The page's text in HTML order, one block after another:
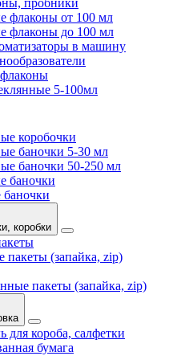
флаконы от 100 мл
флаконы до 100 мл
в машину
5-100мл
коробочки
баночки 5-30 мл
баночки 50-250 мл
баночки
коробки
(запайка, zip)
пакеты (запайка, zip)
для короба, салфетки
бумага